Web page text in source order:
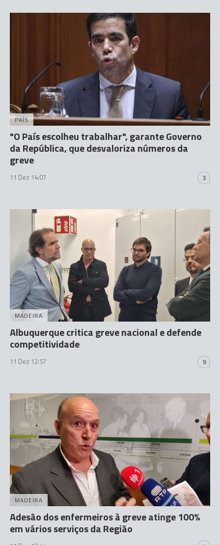
PAÍS
"O País escolheu trabalhar", garante Governo
da República, que desvaloriza números da
greve
11 Dez 14:07 3
MADEIRA
Albuquerque critica greve nacional e defende
competitividade
11 Dez 12:57 9
MADEIRA
Adesão dos enfermeiros à greve atinge 100%
em vários serviços da Região